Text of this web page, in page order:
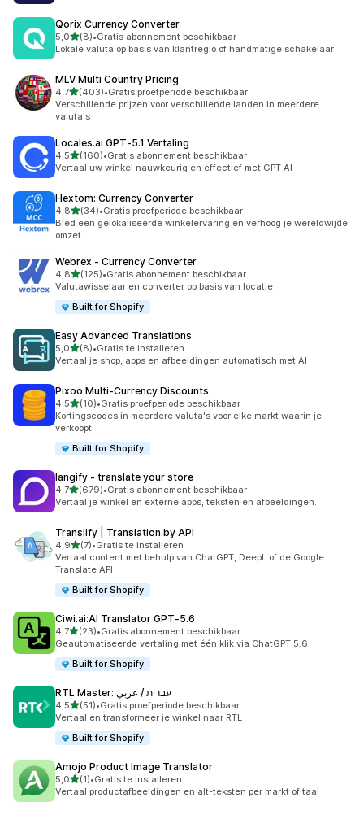
Qorix Currency Converter
5,0van 5 sterren
(8)
8 recensies in totaal
•Gratis abonnement beschikbaar
Lokale valuta op basis van klantregio of handmatige schakelaar
MLV Multi Country Pricing
4,7van 5 sterren
(403)
403 recensies in totaal
•Gratis proefperiode beschikbaar
Verschillende prijzen voor verschillende landen in meerdere
valuta's
Locales.ai GPT‑5.1 Vertaling
4,5van 5 sterren
(160)
160 recensies in totaal
•Gratis abonnement beschikbaar
Vertaal uw winkel nauwkeurig en effectief met GPT AI
Hextom: Currency Converter
4,8van 5 sterren
(34)
34 recensies in totaal
•Gratis proefperiode beschikbaar
Bied een gelokaliseerde winkelervaring en verhoog je wereldwijde
omzet
Webrex ‑ Currency Converter
4,8van 5 sterren
(125)
125 recensies in totaal
•Gratis abonnement beschikbaar
Valutawisselaar en converter op basis van locatie
Built for Shopify
Easy Advanced Translations
5,0van 5 sterren
(8)
8 recensies in totaal
•Gratis te installeren
Vertaal je shop, apps en afbeeldingen automatisch met AI
Pixoo Multi‑Currency Discounts
4,5van 5 sterren
(10)
10 recensies in totaal
•Gratis proefperiode beschikbaar
Kortingscodes in meerdere valuta's voor elke markt waarin je
verkoopt
Built for Shopify
langify ‑ translate your store
4,7van 5 sterren
(679)
679 recensies in totaal
•Gratis abonnement beschikbaar
Vertaal je winkel en externe apps, teksten en afbeeldingen.
Translify | Translation by API
4,9van 5 sterren
(7)
7 recensies in totaal
•Gratis te installeren
Vertaal content met behulp van ChatGPT, DeepL of de Google
Translate API
Built for Shopify
Ciwi.ai:AI Translator GPT‑5.6
4,7van 5 sterren
(23)
23 recensies in totaal
•Gratis abonnement beschikbaar
Geautomatiseerde vertaling met één klik via ChatGPT 5.6
Built for Shopify
RTL Master: עברית / عربي
4,5van 5 sterren
(51)
51 recensies in totaal
•Gratis proefperiode beschikbaar
Vertaal en transformeer je winkel naar RTL
Built for Shopify
Amojo Product Image Translator
5,0van 5 sterren
(1)
1 recensies in totaal
•Gratis te installeren
Vertaal productafbeeldingen en alt-teksten per markt of taal